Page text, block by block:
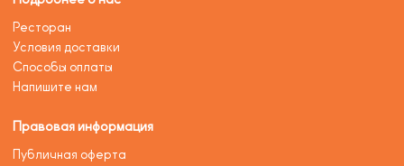
Ресторан
Условия доставки
Способы оплаты
Напишите нам
Правовая информация
Публичная оферта